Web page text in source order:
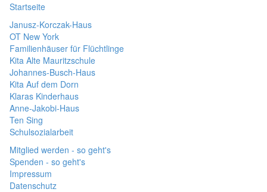
Startseite
Janusz-Korczak-Haus
OT New York
Familienhäuser für Flüchtlinge
Kita Alte Mauritzschule
Johannes-Busch-Haus
Kita Auf dem Dorn
Klaras Kinderhaus
Anne-Jakobi-Haus
Ten Sing
Schulsozialarbeit
Mitglied werden - so geht's
Spenden - so geht's
Impressum
Datenschutz